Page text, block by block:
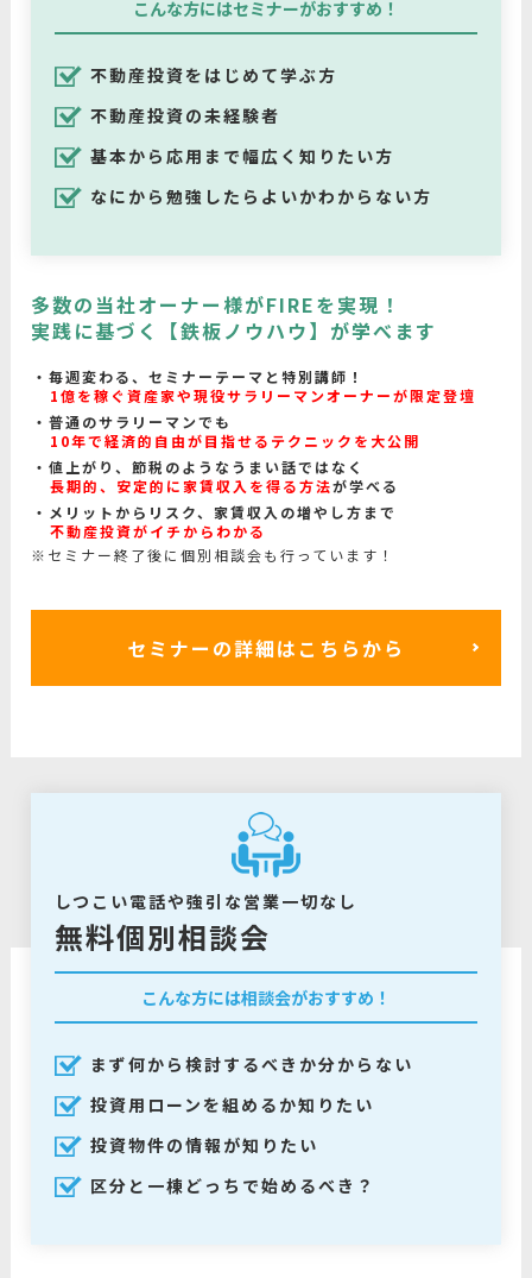
こんな方にはセミナーがおすすめ！
不動産投資をはじめて学ぶ方
不動産投資の未経験者
基本から応用まで幅広く知りたい方
なにから勉強したらよいかわからない方
多数の当社オーナー様がFIREを実現！
実践に基づく【鉄板ノウハウ】が学べます
毎週変わる、セミナーテーマと特別講師！
1億を稼ぐ資産家や現役サラリーマンオーナーが限定登壇
普通のサラリーマンでも
10年で経済的自由が目指せるテクニックを大公開
値上がり、節税のようなうまい話ではなく
長期的、安定的に家賃収入を得る方法が学べる
メリットからリスク、家賃収入の増やし方まで
不動産投資がイチからわかる
※セミナー終了後に個別相談会も行っています！
セミナーの詳細はこちらから
しつこい電話や強引な営業一切なし
無料個別相談会
こんな方には相談会がおすすめ！
まず何から検討するべきか分からない
投資用ローンを組めるか知りたい
投資物件の情報が知りたい
区分と一棟どっちで始めるべき？